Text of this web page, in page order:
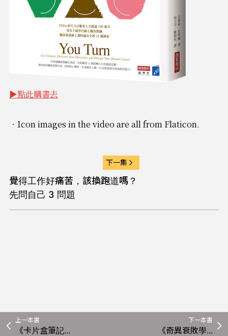
▶點此購書去
‧Icon images in the video are all from Flaticon.
下一集
覺得工作好痛苦，該換跑道嗎？
先問自己 3 問題
上一本書
《卡片盒筆記...
下一本書
《奇異衰敗學...